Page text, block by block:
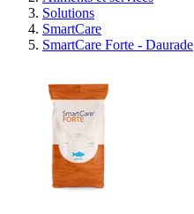
Solutions
SmartCare
SmartCare Forte - Daurade